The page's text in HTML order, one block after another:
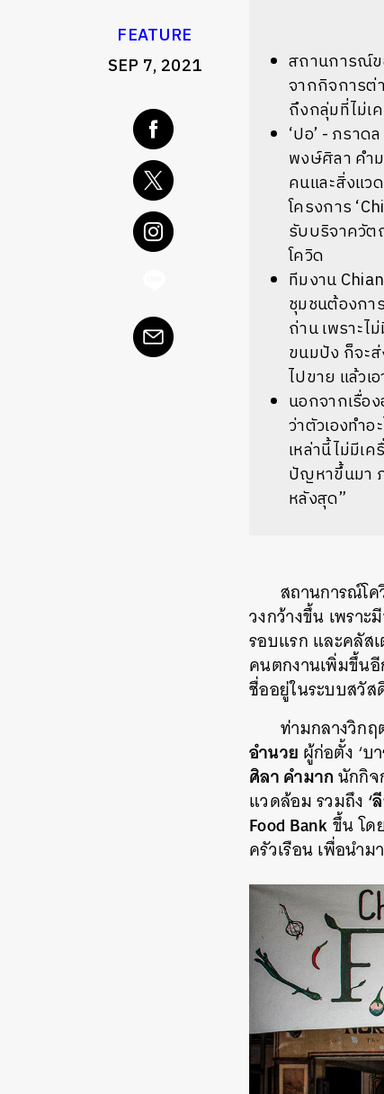
FEATURE
SEP 7, 2021
สถานการณ์ข
จากกิจการต่
ถึงกลุ่มที่ไม่เ
‘ปอ’ - ภราด
พงษ์ศิลา คำ
คนและสิ่งแว
โครงการ
รับบริจาควัต
โควิด
ทีมงาน
ชุมชนต้องกา
ถ่าน เพราะ
ขนมปัง ก็จะ
ไปขาย แล้วเ
นอกจากเรื่อ
ว่าตัวเองทำ
เหล่านี้ไม่มีเค
ปัญหาขึ้นมา
หลังสุด”
สถานการณ์โ
วงกว้างขึ้น เพรา
รอบแรก และคลัส
คนตกงานเพิ่มขึ้น
ชื่ออยู่ในระบบสวั
ท่ามกลางวิก
อำนวย ผู้ก่อตั้ง ‘บ
ศิลา คำมากนักกิจ
แวดล้อมรวมถึง ‘
Food Bankขึ้น โด
ครัวเรือน เพื่อนำ